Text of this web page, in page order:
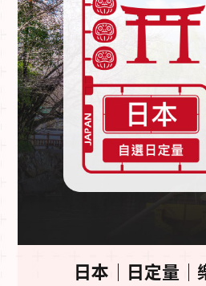
日本｜日定量｜